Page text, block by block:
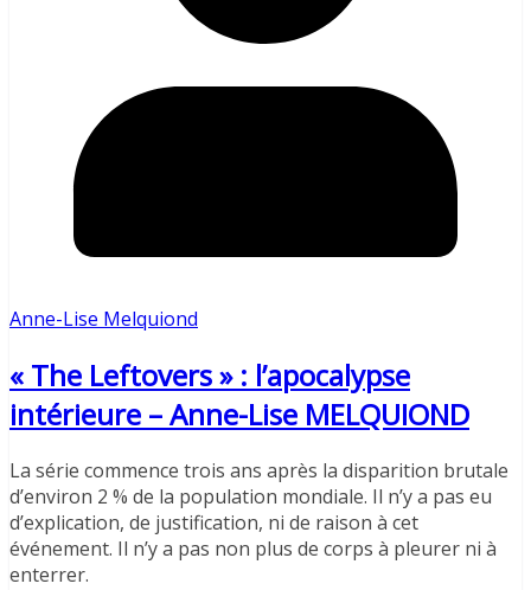
Anne-Lise Melquiond
« The Leftovers » : l’apocalypse
intérieure – Anne-Lise MELQUIOND
La série commence trois ans après la disparition brutale
d’environ 2 % de la population mondiale. Il n’y a pas eu
d’explication, de justification, ni de raison à cet
événement. Il n’y a pas non plus de corps à pleurer ni à
enterrer.